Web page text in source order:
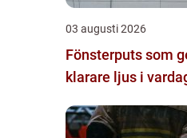
03 augusti 2026
Fönsterputs som
klarare ljus i